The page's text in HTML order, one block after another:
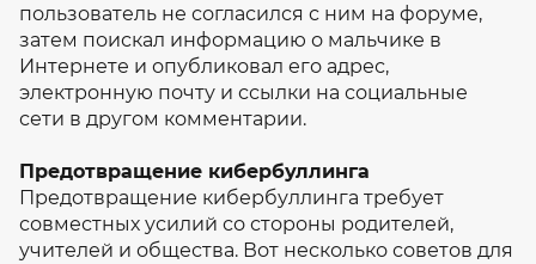
пользователь не согласился с ним на форуме,
затем поискал информацию о мальчике в
Интернете и опубликовал его адрес,
электронную почту и ссылки на социальные
сети в другом комментарии.
Предотвращение кибербуллинга
Предотвращение кибербуллинга требует
совместных усилий со стороны родителей,
учителей и общества. Вот несколько советов для